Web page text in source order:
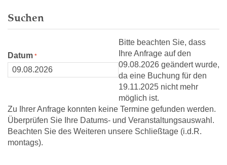
Suchen
Datum
Bitte beachten Sie, dass
Ihre Anfrage auf den
09.08.2026 geändert wurde,
da eine Buchung für den
19.11.2025 nicht mehr
möglich ist.
Zu Ihrer Anfrage konnten keine Termine gefunden werden.
Überprüfen Sie Ihre Datums- und Veranstaltungsauswahl.
Beachten Sie des Weiteren unsere Schließtage (i.d.R.
montags).